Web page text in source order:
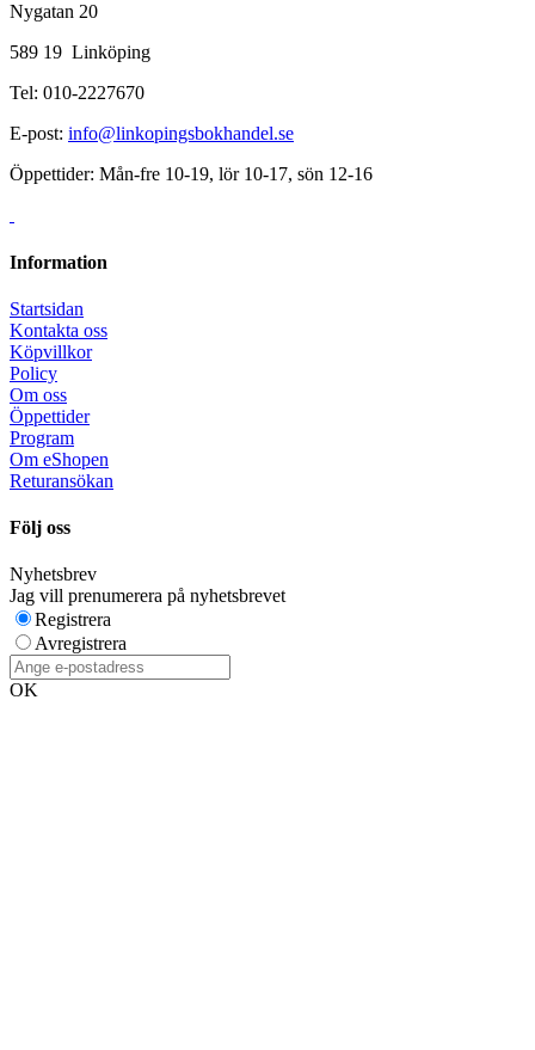
Nygatan 20
589 19 Linköping
Tel: 010-2227670
E-post: info@linkopingsbokhandel.se
Öppettider: Mån-fre 10-19, lör 10-17, sön 12-16
Information
Startsidan
Kontakta oss
Köpvillkor
Policy
Om oss
Öppettider
Program
Om eShopen
Returansökan
Följ oss
Nyhetsbrev
Jag vill prenumerera på nyhetsbrevet
Registrera
Avregistrera
OK